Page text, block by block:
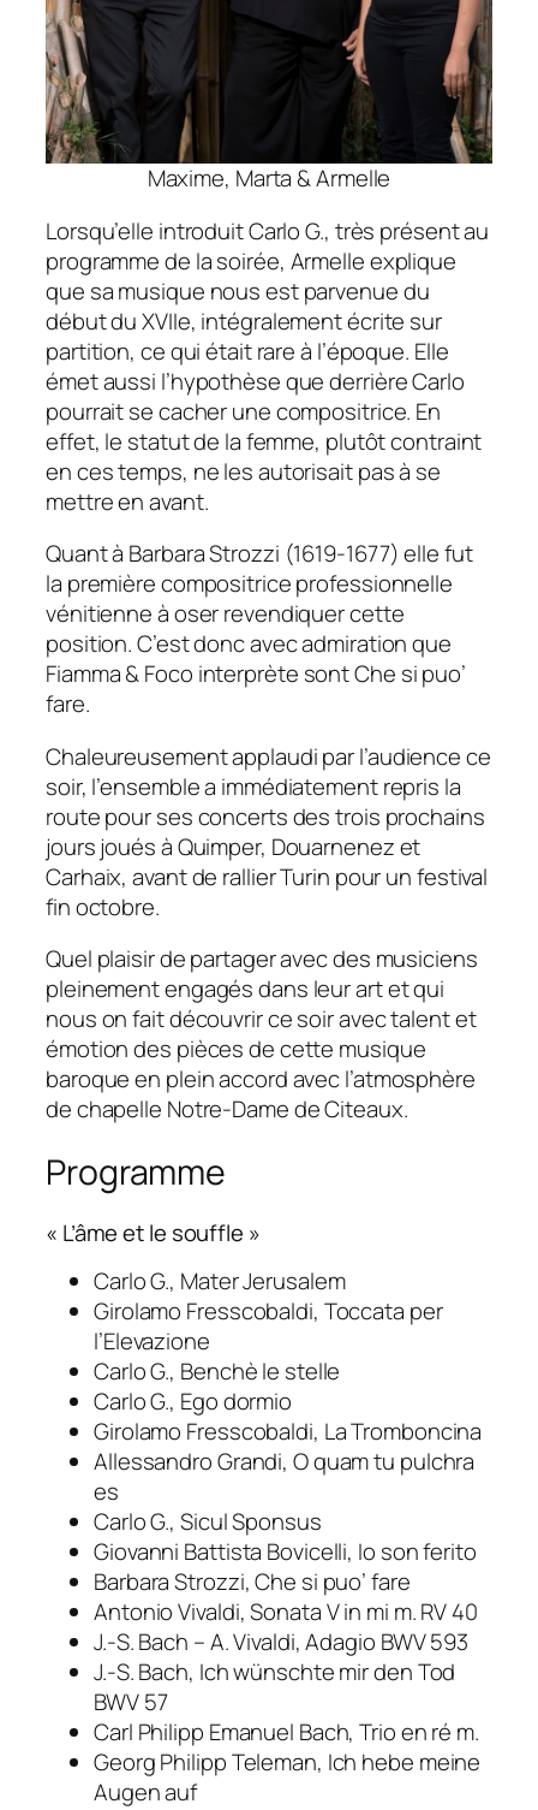
Maxime, Marta & Armelle
Lorsqu’elle introduit Carlo G., très présent au
programme de la soirée, Armelle explique
que sa musique nous est parvenue du
début du XVIIe, intégralement écrite sur
partition, ce qui était rare à l’époque. Elle
émet aussi l’hypothèse que derrière Carlo
pourrait se cacher une compositrice. En
effet, le statut de la femme, plutôt contraint
en ces temps, ne les autorisait pas à se
mettre en avant.
Quant à Barbara Strozzi (1619-1677) elle fut
la première compositrice professionnelle
vénitienne à oser revendiquer cette
position. C’est donc avec admiration que
Fiamma & Foco interprète sontChe si puo’
fare.
Chaleureusement applaudi par l’audience ce
soir, l’ensemble a immédiatement repris la
route pour ses concerts des trois prochains
jours joués à Quimper, Douarnenez et
Carhaix, avant de rallier Turin pour un festival
fin octobre.
Quel plaisir de partager avec des musiciens
pleinement engagés dans leur art et qui
nous on fait découvrir ce soir avec talent et
émotion des pièces de cette musique
baroque en plein accord avec l’atmosphère
de chapelle Notre-Dame de Citeaux.
Programme
« L’âme et le souffle »
Carlo G., Mater Jerusalem
Girolamo Fresscobaldi, Toccata per
l’Elevazione
Carlo G., Benchè le stelle
Carlo G., Ego dormio
Girolamo Fresscobaldi, La Tromboncina
Allessandro Grandi, O quam tu pulchra
es
Carlo G., Sicul Sponsus
Giovanni Battista Bovicelli, Io son ferito
Barbara Strozzi, Che si puo’ fare
Antonio Vivaldi, Sonata V in mi m. RV 40
J.-S. Bach – A. Vivaldi, Adagio BWV 593
J.-S. Bach, Ich wünschte mir den Tod
BWV 57
Carl Philipp Emanuel Bach, Trio en ré m.
Georg Philipp Teleman, Ich hebe meine
Augen auf